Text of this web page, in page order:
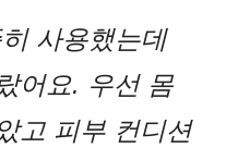
사용했는데
어요. 우선 몸
고 피부 컨디션